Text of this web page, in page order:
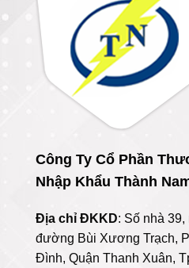
Công Ty Cổ Phần
Nhập Khẩu Thành
Địa chỉ ĐKKD: Số nhà
đường Bùi Xương Trạch,
Đình, Quận Thanh Xuân,